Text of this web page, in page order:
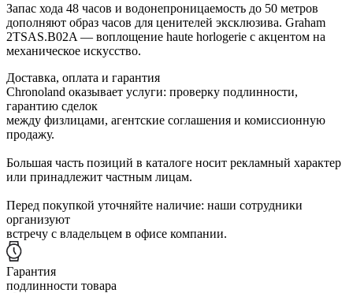
Запас хода 48 часов и водонепроницаемость до 50 метров
дополняют образ часов для ценителей эксклюзива. Graham
2TSAS.B02A — воплощение haute horlogerie с акцентом на
механическое искусство.
Доставка, оплата и гарантия
Chronoland оказывает услуги: проверку подлинности,
гарантию сделок
между физлицами, агентские соглашения и комиссионную
продажу.
Большая часть позиций в каталоге носит рекламный характер
или принадлежит частным лицам.
Перед покупкой уточняйте наличие: наши сотрудники
организуют
встречу с владельцем в офисе компании.
Гарантия
подлинности товара